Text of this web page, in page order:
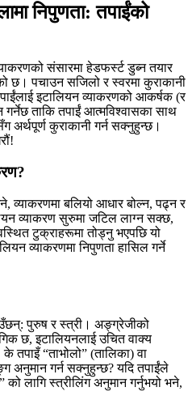
निपुणता: तपाईंको
संसारमा हेडफर्स्ट डुब्न तयार
छ। पचाउन सजिलो र स्वरमा कुराकानी
इटालियन व्याकरणको आकर्षक (र
गर्नेछ ताकि तपाईं आत्मविश्वासका साथ
अर्थपूर्ण कुराकानी गर्न सक्नुहुन्छ।
व्याकरणमा बलियो आधार बोल्न, पढ्न र
व्याकरण सुरुमा जटिल लाग्न सक्छ,
टुक्राहरूमा तोड्नु भएपछि यो
व्याकरणमा निपुणता हासिल गर्ने
पुरुष र स्त्री। अङ्ग्रेजीको
छ, इटालियनलाई उचित वाक्य
तपाइँ “ताभोलो” (तालिका) वा
अनुमान गर्न सक्नुहुन्छ? यदि तपाईंले
को लागि स्त्रीलिंग अनुमान गर्नुभयो भने,